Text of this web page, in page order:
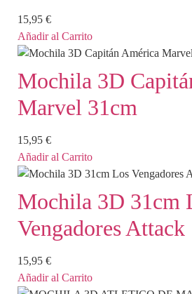
15,95 €
Añadir al Carrito
Mochila 3D
Marvel 31cm
15,95 €
Añadir al Carrito
Mochila 3D 31cm
Vengadores Attack
15,95 €
Añadir al Carrito